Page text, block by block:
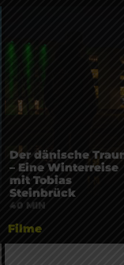
40 MIN
Der dänische
– Eine Winterreise
mit Tobias
Steinbrück
Filme